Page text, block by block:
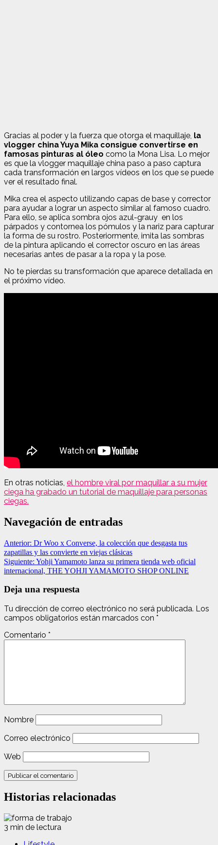
Gracias al poder y la fuerza que otorga el maquillaje, la
vlogger china Yuya Mika consigue convertirse en
famosas pinturas al óleo como la Mona Lisa. Lo mejor
es que la vlogger maquillaje china paso a paso captura
cada transformación en largos vídeos en los que se puede
ver el resultado final.
Mika crea el aspecto utilizando capas de base y corrector
para ayudar a lograr un aspecto similar al famoso cuadro.
Para ello, se aplica sombra ojos azul-grauy en los
párpados y contornea los pómulos y la nariz para capturar
la forma de su rostro. Posteriormente, imita las sombras
de la pintura aplicando el corrector oscuro en las áreas
necesarias antes de pasar a la ropa y la pose.
No te pierdas su transformación que aparece detallada en
el próximo vídeo.
En otras noticias, el hombre viral por maquillar a su mujer
ciega ha grabado un tutorial de maquillaje para personas
ciegas.
Navegación de entradas
Anterior: Dr Woo x Converse, la colección que desgasta tus
zapatillas y las convierte en viejas clásicas
Siguiente: Yohji Yamamoto lanza su primera tienda web oficial
internacional, THE YOHJI YAMAMOTO SHOP ONLINE
Deja una respuesta
Tu dirección de correo electrónico no será publicada. Los
campos obligatorios están marcados con *
Comentario *
Nombre
Correo electrónico
Web
Historias relacionadas
3 min de lectura